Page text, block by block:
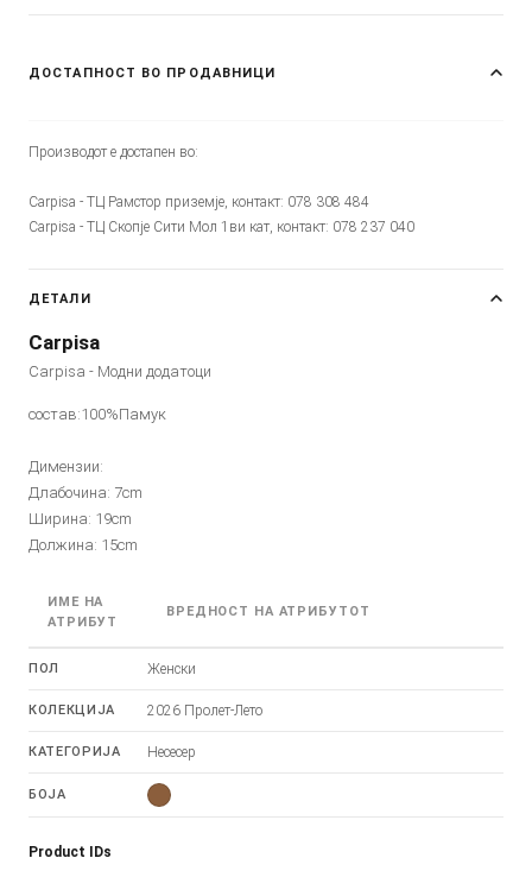
ДОСТАПНОСТ ВО ПРОДАВНИЦИ
Производот е достапен во:
Carpisa - ТЦ Рамстор приземје, контакт: 078 308 484
Carpisa - ТЦ Скопје Сити Мол 1ви кат, контакт: 078 237 040
ДЕТАЛИ
Carpisa
Carpisa - Модни додатоци
состав:100%Памук
Димензии:
Длабочина: 7cm
Ширина: 19cm
Должина: 15cm
ИМЕ НА
АТРИБУТ
ВРЕДНОСТ НА АТРИБУТОТ
ПОЛ Женски
КОЛЕКЦИЈА 2026 Пролет-Лето
КАТЕГОРИЈА Несесер
БОЈА
Product IDs